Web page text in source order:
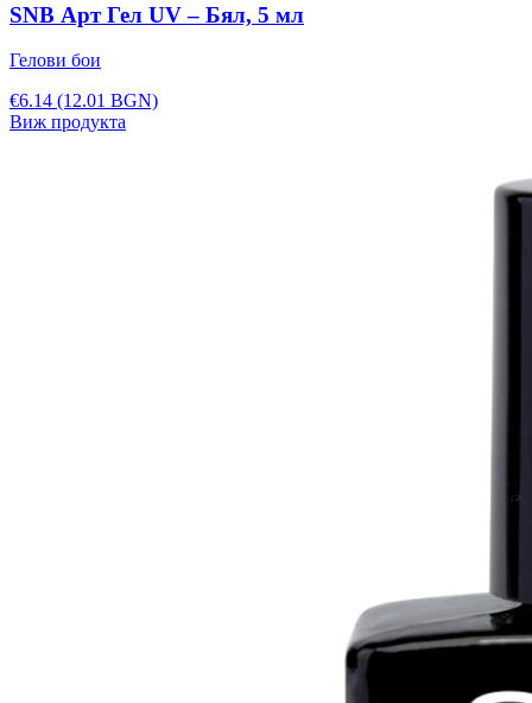
SNB Арт Гел UV – Бял, 5 мл
Гелови бои
€6.14 (12.01 BGN)
Виж продукта